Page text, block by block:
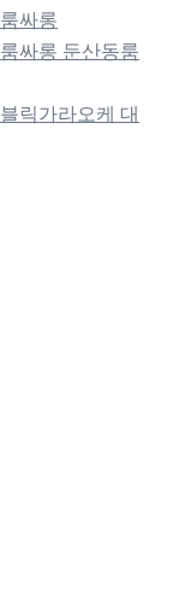
싸롱
싸롱 둔산동룸
릭가라오케 대